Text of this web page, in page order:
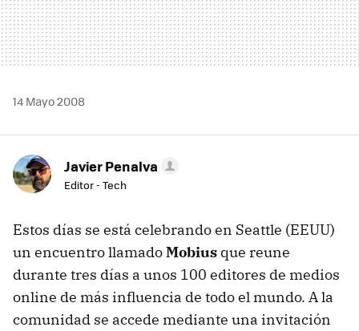
14 Mayo 2008
Javier Penalva
Editor - Tech
Estos días se está celebrando en Seattle (EEUU)
un encuentro llamadoMobius que reune
durante tres días a unos 100 editores de medios
online de más influencia de todo el mundo. A la
comunidad se accede mediante una invitación